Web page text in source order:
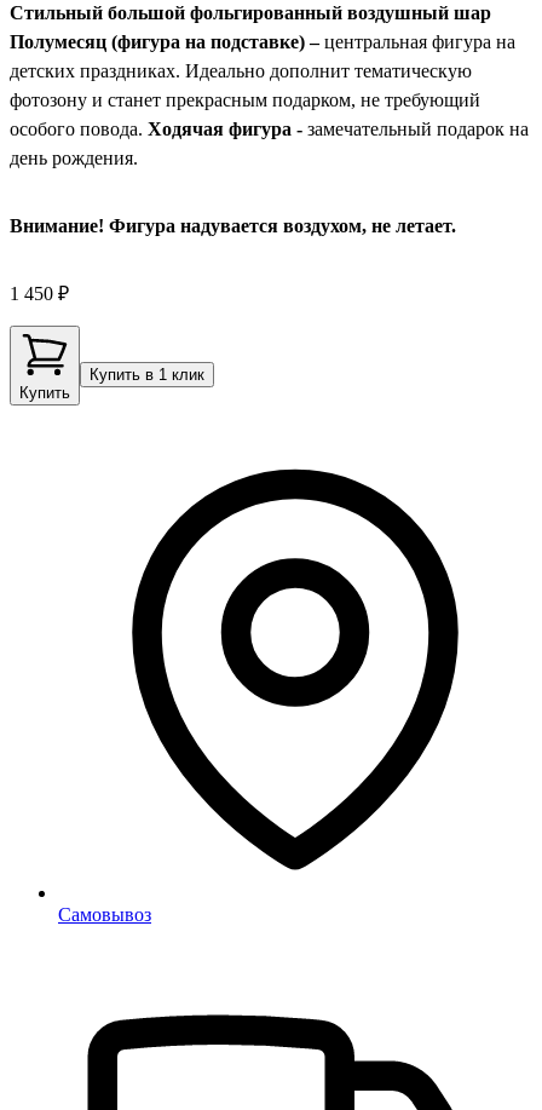
Стильный большой фольгированный воздушный шар
Полумесяц (фигура на подставке) –центральная фигура на
детских праздниках. Идеально дополнит тематическую
фотозону и станет прекрасным подарком, не требующий
особого повода. Ходячая фигура - замечательный подарок на
день рождения.
Внимание! Фигура надувается воздухом, не летает.
1 450 ₽
Купить
Купить в 1 клик
Самовывоз